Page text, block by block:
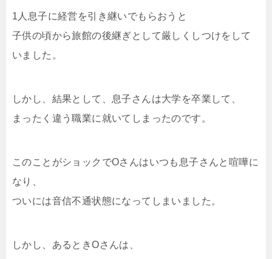
1人息子に経営を引き継いでもらおうと
子供の頃から旅館の後継ぎとして厳しくしつけをして
いました。
しかし、結果として、息子さんは大学を卒業して、
まったく違う職業に就いてしまったのです。
このことがショックでOさんはいつも息子さんと喧嘩に
なり、
ついには音信不通状態になってしまいました。
しかし、あるときOさんは、